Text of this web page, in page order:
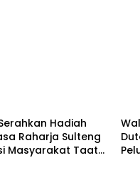
Hadiah
Raharja Sulteng
Masyarakat Taat